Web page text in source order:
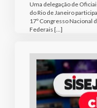
Uma delegação de
do Rio de Janeiro
17º Congresso Nacional
Federais […]